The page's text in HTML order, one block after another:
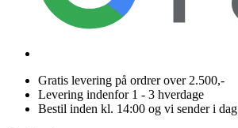
Gratis levering på ordrer over 2.500,-
Levering indenfor 1 - 3 hverdage
Bestil inden kl. 14:00 og vi sender i dag